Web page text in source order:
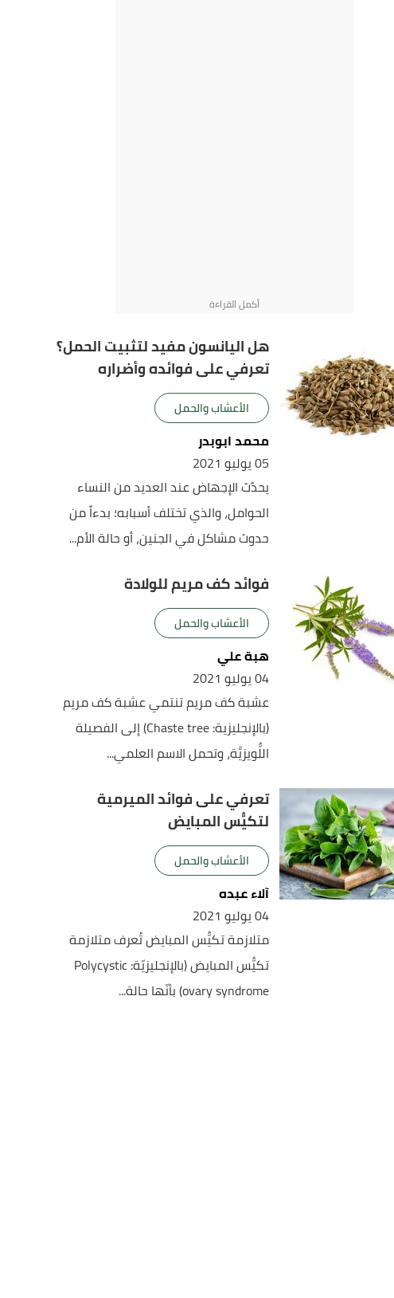
هل اليانسون مفيد لتثبيت الحمل؟
تعرفي على فوائده وأضراره
الأعشاب والحمل
محمد ابوبدر
05 يوليو 2021
يحدُث الإجهاض عند العديد من النساء
الحوامل، والذي تختلف أسبابه؛ بدءاً من
حدوث مشاكل في الجنين، أو حالة الأم...
فوائد كف مريم للولادة
الأعشاب والحمل
هبة علي
04 يوليو 2021
عشبة كف مريم تنتمي عشبة كف مريم
(بالإنجليزية: Chaste tree) إلى الفصيلة
اللُّويزيَّة، وتحمل الاسم العلمي...
تعرفي على فوائد الميرمية
لتكيُّس المبايض
الأعشاب والحمل
آلاء عبده
04 يوليو 2021
متلازمة تكيُّس المبايض تُعرف متلازمة
تكيُّس المبايض (بالإنجليزيّة: Polycystic
ovary syndrome) بأنّها حالة...